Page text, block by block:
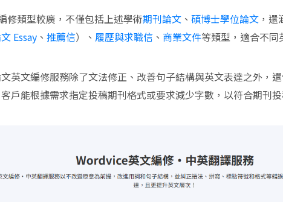
修類型較廣，不僅包括上述學術期刊論文 、 碩博士學位論文 ，
Essay 、 推薦信）、 履歷與求職信 、 商業文件等類型，適合不同
英文編修服務除了文法修正、改善句子結構與英文表達之外，
戶能根據需求指定投稿期刊格式或要求減少字數，以符合期刊投